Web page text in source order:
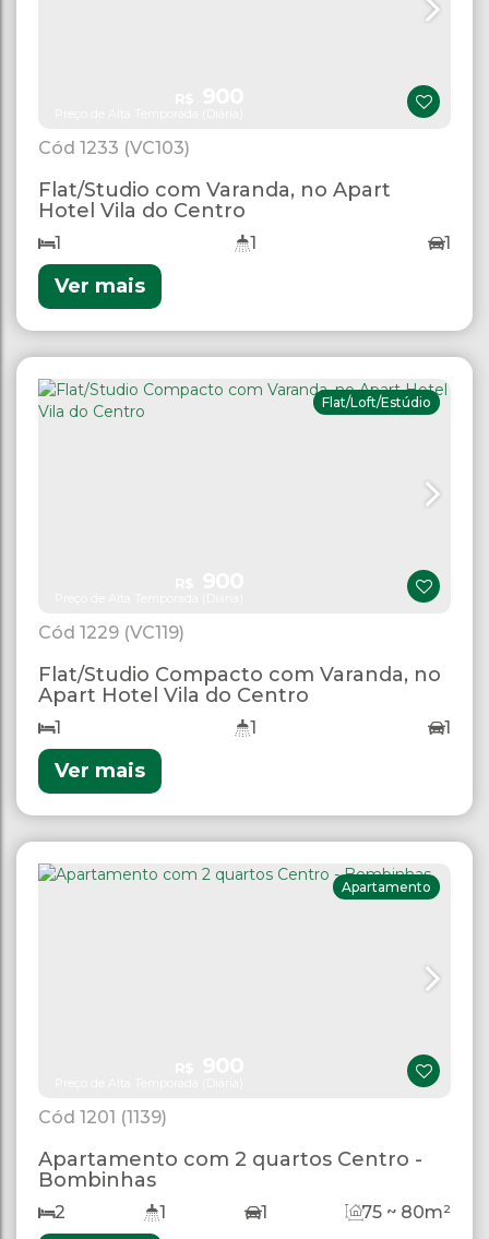
1233 (VC103)
Flat/Studio com Varanda, no Apart
Hotel Vila do Centro
1 1 1
Ver mais
1229 (VC119)
Flat/Loft/Estúdio
Flat/Studio Compacto com Varanda, no
Apart Hotel Vila do Centro
1 1 1
Ver mais
1201 (1139)
Apartamento
Apartamento com 2 quartos Centro -
Bombinhas
2 1 75 ~ 80m²
1